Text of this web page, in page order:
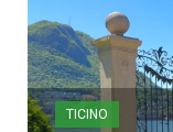
TICINO